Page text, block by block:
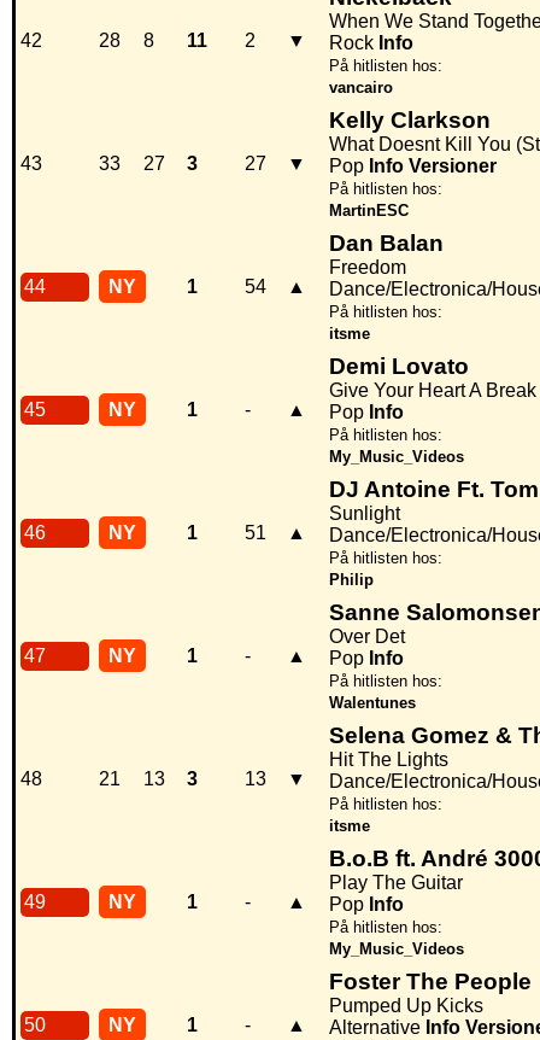
42 28 8 11 2 ▼
When We Stand
Rock Info
På hitlisten hos:
vancairo
43 33 27 3 27 ▼
Kelly Clarkson
What Doesnt Kill You
Pop Info Versioner
På hitlisten hos:
MartinESC
44 NY 1 54 ▲
Dan Balan
Freedom
Dance/Electronica/
På hitlisten hos:
itsme
45 NY 1 - ▲
Demi Lovato
Give Your Heart A Break
Pop Info
På hitlisten hos:
My_Music_Videos
46 NY 1 51 ▲
DJ Antoine Ft.
Sunlight
Dance/Electronica/
På hitlisten hos:
Philip
47 NY 1 - ▲
Sanne
Over Det
Pop Info
På hitlisten hos:
Walentunes
48 21 13 3 13 ▼
Selena Gomez &
Hit The Lights
Dance/Electronica/
På hitlisten hos:
itsme
49 NY 1 - ▲
B.o.B ft. André
Play The Guitar
Pop Info
På hitlisten hos:
My_Music_Videos
50 NY 1 - ▲
Foster The People
Pumped Up Kicks
Alternative Info